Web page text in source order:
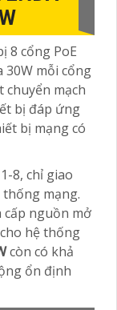
8 cổng PoE
30W mỗi cổng
chuyển mạch
bị đáp ứng
bị mạng có
8, chỉ giao
mạng.
nguồn mở
hệ thống
còn có khả
ổn định